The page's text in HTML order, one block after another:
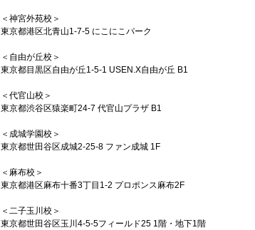
＜神宮外苑校＞
東京都港区北青山1-7-5 にこにこパーク
＜自由が丘校＞
東京都目黒区自由が丘1-5-1 USEN.X自由が丘 B1
＜代官山校＞
東京都渋谷区猿楽町24-7 代官山プラザ B1
＜成城学園校＞
東京都世田谷区成城2-25-8 ファン成城 1F
＜麻布校＞
東京都港区麻布十番3丁目1-2 プロポンス麻布2F
＜二子玉川校＞
東京都世田谷区玉川4-5-5フィールド25 1階・地下1階